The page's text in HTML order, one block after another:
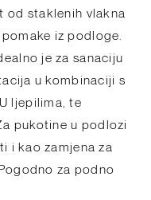
od staklenih vlakna
iz podloge.
je za sanaciju
u kombinaciji s
ljepilima, te
pukotine u podlozi
i kao zamjena za
za podno